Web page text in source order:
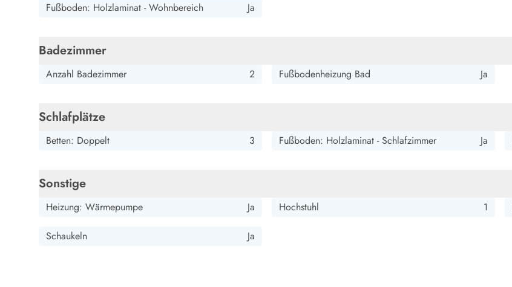
Qualität seit 1965
Nachhaltigkeit
Sponsoren - Esmark unterstützt
Mietbedingungen
Datenschutzerklärung
Fußboden: Holzlaminat - Wohnbereich Ja
Badezimmer
Anzahl Badezimmer 2 Fußbodenheizung Bad Ja
Schlafplätze
Betten: Doppelt 3 Fußboden: Holzlaminat - Schlafzimmer Ja
Sonstige
Heizung: Wärmepumpe Ja Hochstuhl 1
Schaukeln Ja